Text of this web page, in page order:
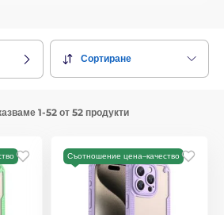
Сортиране
1-52 от 52 продукти
Съотношение цена–качество